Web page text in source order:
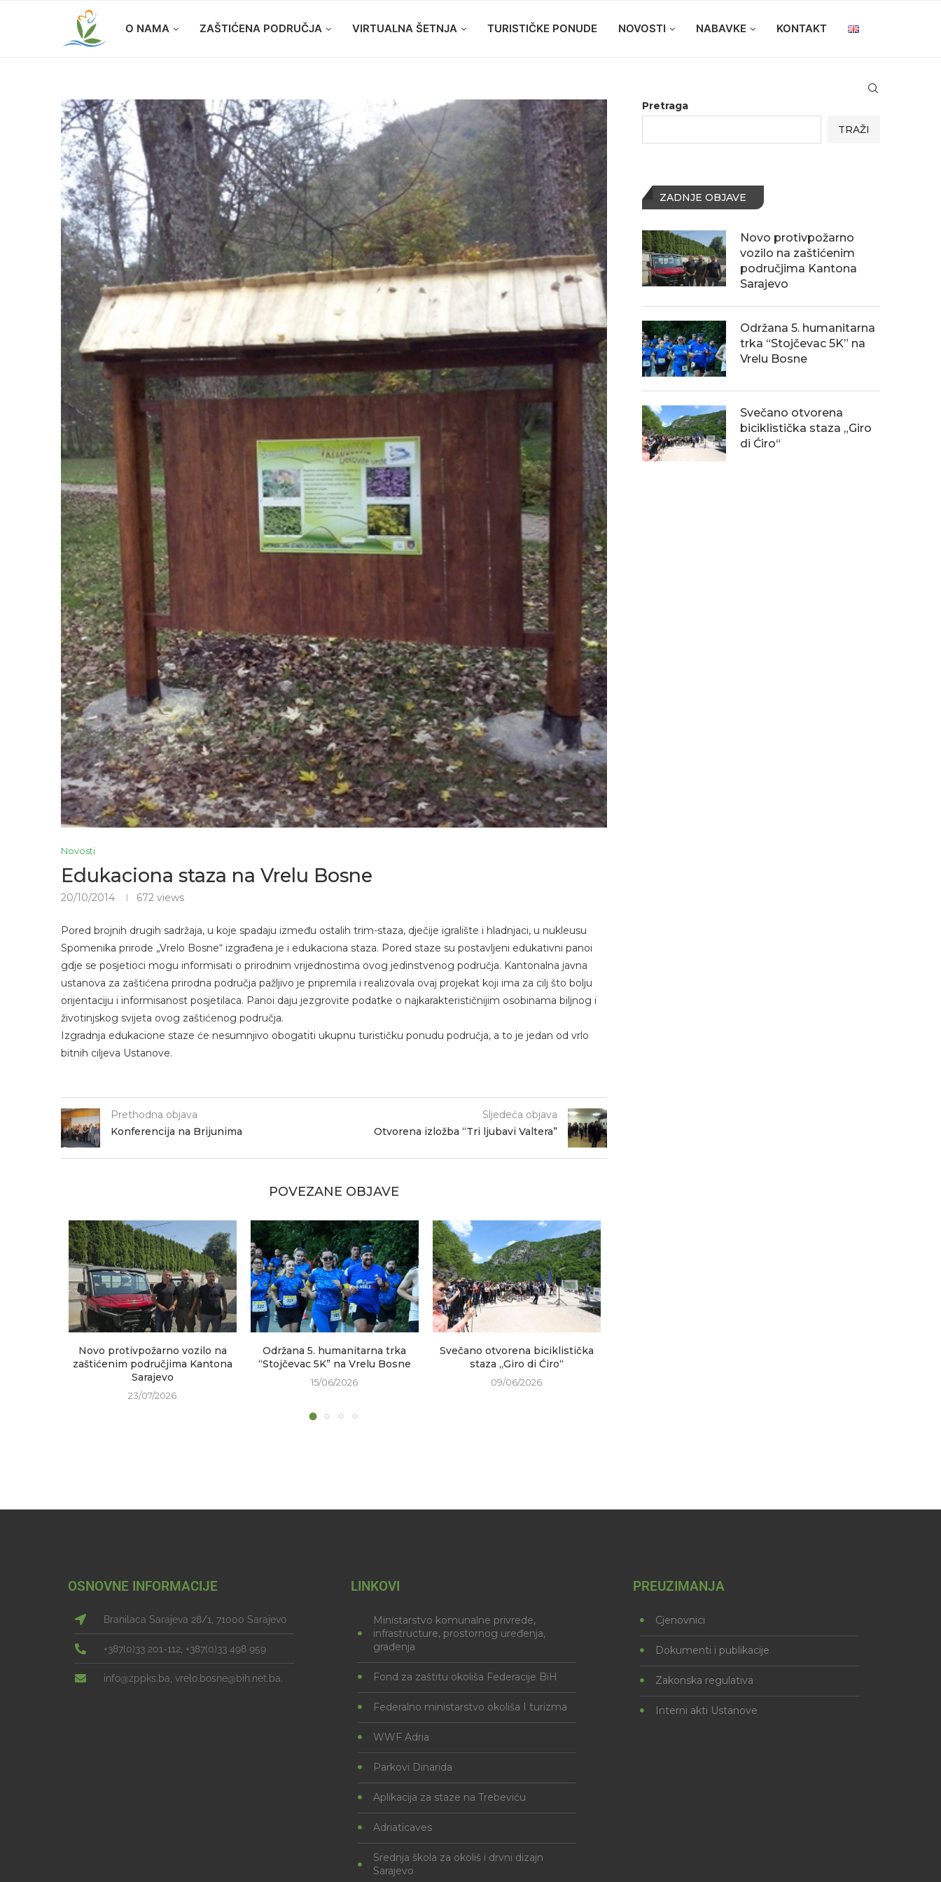
O NAMA ZAŠTIĆENA PODRUČJA VIRTUALNA ŠETNJA TURISTIČKE PONUDE NOVOSTI NABAVKE KONTAKT
Novosti
Edukaciona staza na Vrelu Bosne
20/10/2014 672 views
Pored brojnih drugih sadržaja, u koje spadaju između ostalih trim-staza, dječije igralište i hladnjaci, u nukleusu
Spomenika prirode „Vrelo Bosne“ izgrađena je i edukaciona staza. Pored staze su postavljeni edukativni panoi
gdje se posjetioci mogu informisati o prirodnim vrijednostima ovog jedinstvenog područja. Kantonalna javna
ustanova za zaštićena prirodna područja pažljivo je pripremila i realizovala ovaj projekat koji ima za cilj što bolju
orijentaciju i informisanost posjetilaca. Panoi daju jezgrovite podatke o najkarakterističnijim osobinama biljnog i
životinjskog svijeta ovog zaštićenog područja.
Izgradnja edukacione staze će nesumnjivo obogatiti ukupnu turističku ponudu područja, a to je jedan od vrlo
bitnih ciljeva Ustanove.
Prethodna objava
Konferencija na Brijunima
Sljedeća objava
Otvorena izložba “Tri ljubavi Valtera”
POVEZANE OBJAVE
Novo protivpožarno vozilo na
zaštićenim područjima Kantona
Sarajevo
23/07/2026
Održana 5. humanitarna trka
“Stojčevac 5K” na Vrelu Bosne
15/06/2026
Svečano otvorena biciklistička
staza „Giro di Ćiro“
09/06/2026
Pretraga
TRAŽI
ZADNJE OBJAVE
Novo protivpožarno
vozilo na zaštićenim
područjima Kantona
Sarajevo
Održana 5. humanitarna
trka “Stojčevac 5K” na
Vrelu Bosne
Svečano otvorena
biciklistička staza „Giro
di Ćiro“
OSNOVNE INFORMACIJE
Branilaca Sarajeva 28/1, 71000 Sarajevo
+387(0)33 201-112, +387(0)33 498 959
info@zppks.ba, vrelo.bosne@bih.net.ba.
LINKOVI
Ministarstvo komunalne privrede,
infrastructure, prostornog uređenja,
građenja
Fond za zaštitu okoliša Federacije BiH
Federalno ministarstvo okoliša I turizma
WWF Adria
Parkovi Dinarida
Aplikacija za staze na Trebeviću
Adriaticaves
Srednja škola za okoliš i drvni dizajn
Sarajevo
PREUZIMANJA
Cjenovnici
Dokumenti i publikacije
Zakonska regulativa
Interni akti Ustanove